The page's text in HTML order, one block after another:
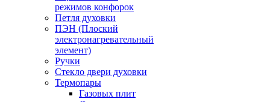
режимов конфорок
Петля духовки
ПЭН (Плоский
электронагревательный
элемент)
Ручки
Стекло двери духовки
Термопары
Газовых плит